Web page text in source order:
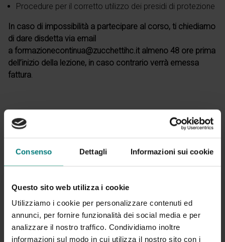
Consenso Dettagli Informazioni sui cookie
Questo sito web utilizza i cookie
Utilizziamo i cookie per personalizzare contenuti ed
annunci, per fornire funzionalità dei social media e per
analizzare il nostro traffico. Condividiamo inoltre
informazioni sul modo in cui utilizza il nostro sito con i
35 Euro + IVA
Per ulteriori informazioni
Procedure per il corretto utilizzo dei presidi di protezione
In caso di impossibilità a partecipare al corso, ti chiediamo
di dare disdetta via email
a formazionecontinua@zucchettihc.it almeno 48 ore prima
dell’inizio della lezione, in caso contrario verrà emessa
fattura.